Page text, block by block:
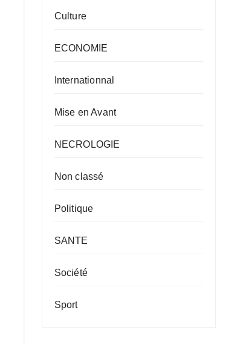
Culture
ECONOMIE
Internationnal
Mise en Avant
NECROLOGIE
Non classé
Politique
SANTE
Société
Sport